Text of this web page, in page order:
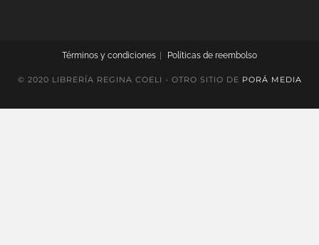
Términos y condiciones Políticas de reembolso
© 2020 LIBRERÍA REGINA COELI - OTRO SITIO DE PORÁ MEDIA